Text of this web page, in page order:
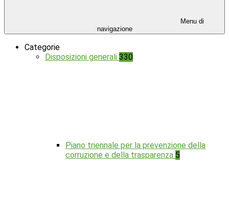
Menu di
navigazione
Categorie
Disposizioni generali 330
Piano triennale per la prevenzione della
corruzione e della trasparenza 5